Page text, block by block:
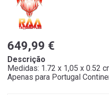
649,99 €
Descrição
Medidas: 1.72 x 1,05 x 0.52
Apenas para Portugal